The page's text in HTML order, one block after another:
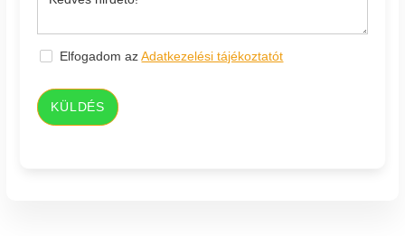
Elfogadom azAdatkezelési tájékoztatót
KÜLDÉS